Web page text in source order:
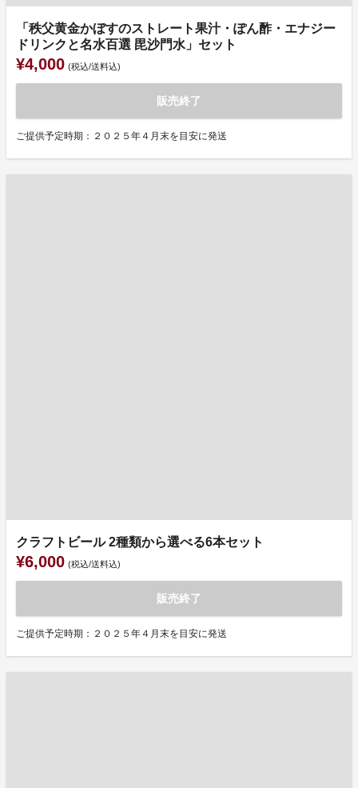
「秩父黄金かぼすのストレート果汁・ぽん酢・エナジー
ドリンクと名水百選 毘沙門水」セット
¥4,000 (税込/送料込)
販売終了
ご提供予定時期：２０２５年４月末を目安に発送
クラフトビール 2種類から選べる6本セット
¥6,000 (税込/送料込)
販売終了
ご提供予定時期：２０２５年４月末を目安に発送